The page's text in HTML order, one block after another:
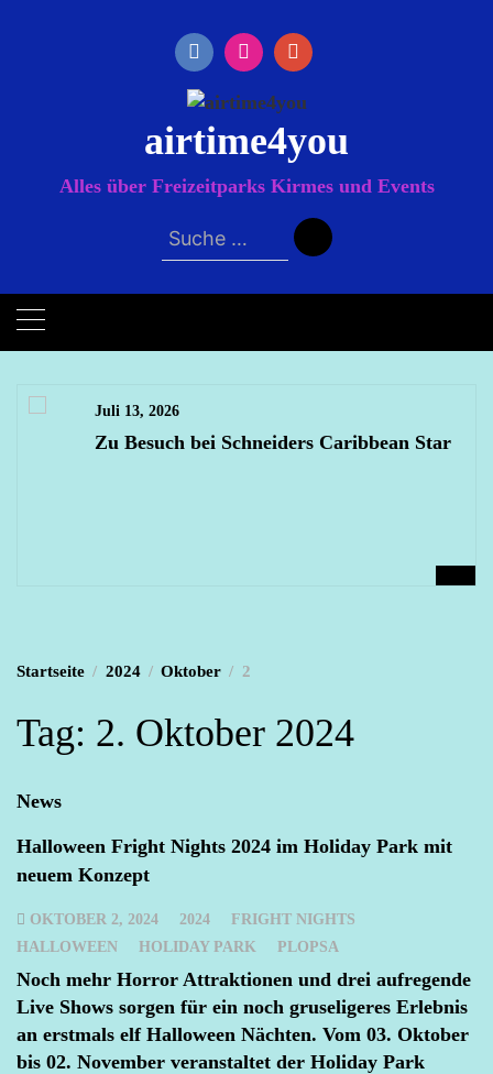
airtime4you
Alles über Freizeitparks Kirmes und Events
Suche
nach:
Juli 13, 2026
Zu Besuch bei Schneiders Caribbean Star
Startseite 2024 Oktober 2
Tag: 2. Oktober 2024
News
Halloween Fright Nights 2024 im Holiday Park mit
neuem Konzept
OKTOBER 2, 2024 2024
FRIGHT NIGHTS
HALLOWEEN
HOLIDAY PARK PLOPSA
Noch mehr Horror Attraktionen und drei aufregende
Live Shows sorgen für ein noch gruseligeres Erlebnis
an erstmals elf Halloween Nächten. Vom 03. Oktober
bis 02. November veranstaltet der Holiday Park